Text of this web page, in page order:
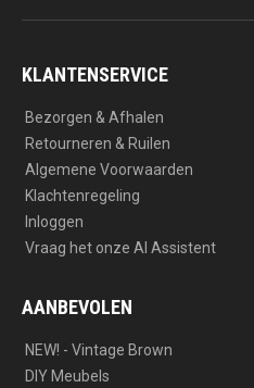
t
r
a
e
o
k
KLANTENSERVICE
Bezorgen & Afhalen
Retourneren & Ruilen
Algemene Voorwaarden
Klachtenregeling
Inloggen
Vraag het onze AI Assistent
AANBEVOLEN
NEW! - Vintage Brown
DIY Meubels